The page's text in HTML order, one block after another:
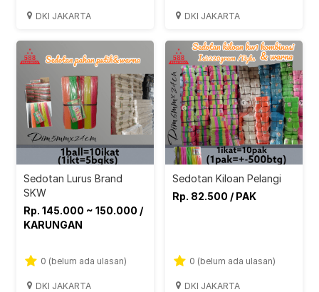
DKI JAKARTA DKI JAKARTA
Sedotan Lurus Brand
SKW
Rp. 145.000 ~ 150.000 /
KARUNGAN
0 (belum ada ulasan)
DKI JAKARTA
Sedotan Kiloan Pelangi
Rp. 82.500 / PAK
0 (belum ada ulasan)
DKI JAKARTA